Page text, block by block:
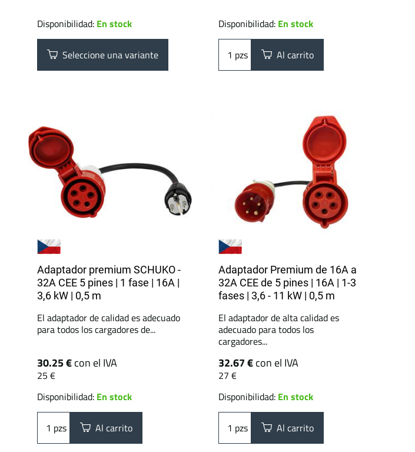
Disponibilidad: En stock
Seleccione una variante
Disponibilidad: En stock
pzs Al carrito
Adaptador premium SCHUKO -
32A CEE 5 pines | 1 fase | 16A |
3,6 kW | 0,5 m
El adaptador de calidad es adecuado
para todos los cargadores de...
30.25 €con el IVA
25 €
Disponibilidad: En stock
pzs Al carrito
Adaptador Premium de 16A a
32A CEE de 5 pines | 16A | 1-3
fases | 3,6 - 11 kW | 0,5 m
El adaptador de alta calidad es
adecuado para todos los
cargadores...
32.67 €con el IVA
27 €
Disponibilidad: En stock
pzs Al carrito